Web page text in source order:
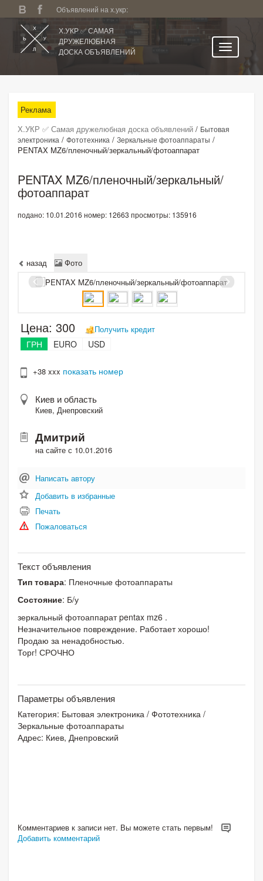
Объявлений на х.укр:
Х.УКР ✅ САМАЯ
ДРУЖЕЛЮБНАЯ
ДОСКА ОБЪЯВЛЕНИЙ
Все регионы
Категории
Избранное
Личный кабинет
Поиск по сайту
Подать объявление
Реклама
Х.УКР ✅ Самая дружелюбная доска объявлений / Бытовая
электроника / Фототехника / Зеркальные фотоаппараты /
PENTAX MZ6/пленочный/зеркальный/фотоаппарат
PENTAX MZ6/пленочный/зеркальный/
фотоаппарат
подано: 10.01.2016 номер: 12663 просмотры: 135916
назад Фото
Цена: 300 Получить кредит
ГРН EURO USD
+38 xxx показать номер
Киев и область
Киев, Днепровский
Дмитрий
на сайте с 10.01.2016
Написать автору
Добавить в избранные
Печать
Пожаловаться
Текст объявления
Тип товара: Пленочные фотоаппараты
Состояние: Б/у
зеркальный фотоаппарат pentax mz6 .
Незначительное повреждение. Работает хорошо!
Продаю за ненадобностью.
Торг! СРОЧНО
Параметры объявления
Категория: Бытовая электроника / Фототехника /
Зеркальные фотоаппараты
Адрес: Киев, Днепровский
Комментариев к записи нет. Вы можете стать первым!
Добавить комментарий